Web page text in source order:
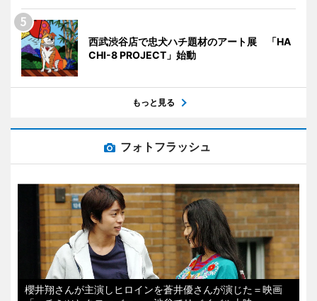
西武渋谷店で忠犬ハチ題材のアート展 「HA
CHI-8 PROJECT」始動
もっと見る
フォトフラッシュ
櫻井翔さんが主演しヒロインを蒼井優さんが演じた＝映画